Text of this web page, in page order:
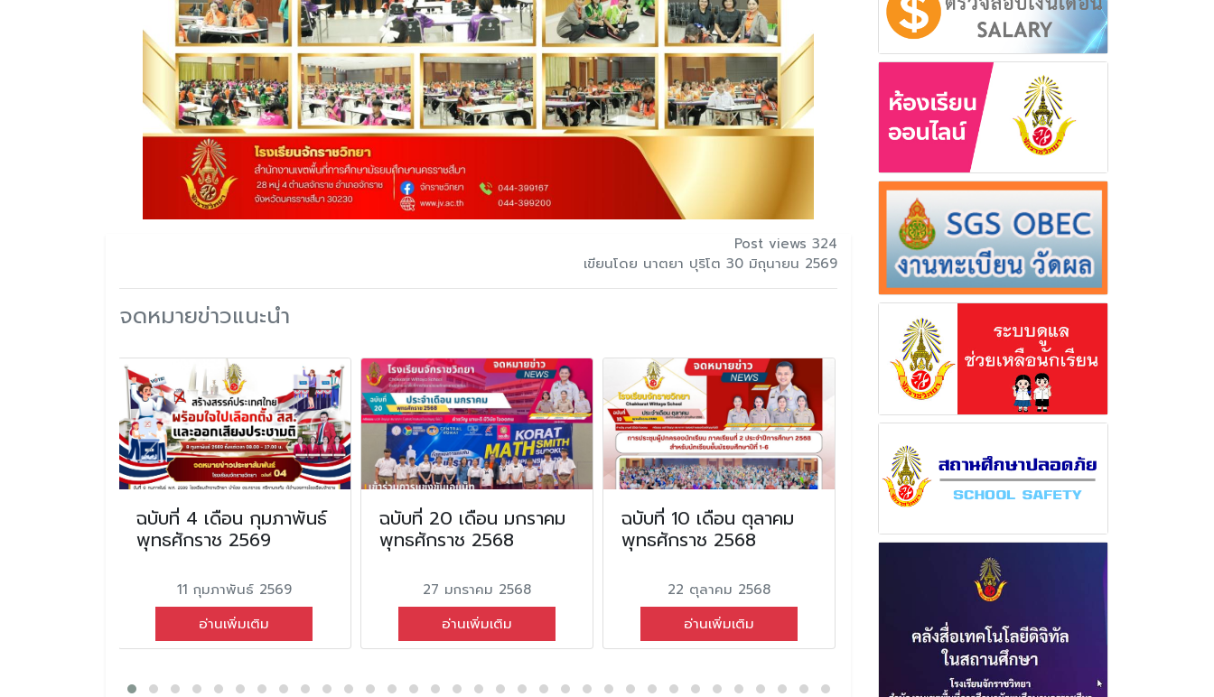
Post views 324
เขียนโดย นาตยา ปุริโต 30 มิถุนายน 2569
จดหมายข่าวแนะนำ
ฉบับที่ 4 เดือน กุมภาพันธ์
พุทธศักราช 2569
11 กุมภาพันธ์ 2569
อ่านเพิ่มเติม
ฉบับที่ 20 เดือน มกราคม
พุทธศักราช 2568
27 มกราคม 2568
อ่านเพิ่มเติม
ฉบับที่ 10 เดือน ตุลาคม
พุทธศักราช 2568
22 ตุลาคม 2568
อ่านเพิ่มเติม
พุทธศักราช 2566
21 มีนาคม 2566
อ่านเพิ่มเติม
พฤศจิกายน
2567